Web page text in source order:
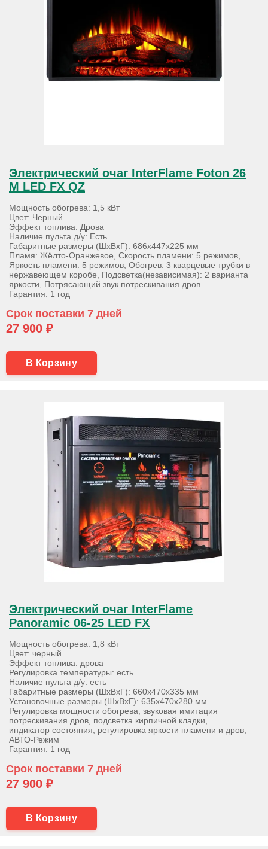
Электрический очаг InterFlame Foton 26
M LED FX QZ
Мощность обогрева: 1,5 кВт
Цвет: Черный
Эффект топлива: Дрова
Наличие пульта д/у: Есть
Габаритные размеры (ШхВхГ): 686х447х225 мм
Пламя: Жёлто-Оранжевое, Скорость пламени: 5 режимов,
Яркость пламени: 5 режимов, Обогрев: 3 кварцевые трубки в
нержавеющем коробе, Подсветка(независимая): 2 варианта
яркости, Потрясающий звук потрескивания дров
Гарантия: 1 год
Срок поставки 7 дней
27 900 ₽
В Корзину
Электрический очаг InterFlame
Panoramic 06-25 LED FX
Мощность обогрева: 1,8 кВт
Цвет: черный
Эффект топлива: дрова
Регулировка температуры: есть
Наличие пульта д/у: есть
Габаритные размеры (ШхВхГ): 660х470х335 мм
Установочные размеры (ШхВхГ): 635х470х280 мм
Регулировка мощности обогрева, звуковая имитация
потрескивания дров, подсветка кирпичной кладки,
индикатор состояния, регулировка яркости пламени и дров,
АВТО-Режим
Гарантия: 1 год
Срок поставки 7 дней
27 900 ₽
В Корзину